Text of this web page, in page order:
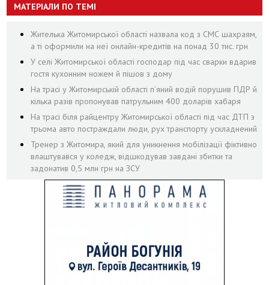
МАТЕРІАЛИ ПО ТЕМІ
Жителька Житомирської області назвала код з СМС шахраям,
а ті оформили на неї онлайн-кредитів на понад 30 тис. грн
У селі Житомирської області господар під час сварки вдарив
гостя кухонним ножем й пішов з дому
На трасі у Житомирській області п’яний водій порушив ПДР й
кілька разів пропонував патрульним 400 доларів хабаря
На трасі біля райцентру Житомирської області під час ДТП з
трьома авто постраждали люди, рух транспорту ускладнений
Тренер з Житомира, який для уникнення мобілізації фіктивно
влаштувався у коледж, відшкодував завдані збитки та
задонатив 0,5 млн грн на ЗСУ